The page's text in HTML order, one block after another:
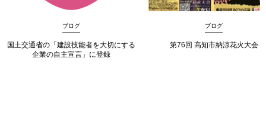
ブログ
国土交通省の「建設技能者を大切にする
企業の自主宣言」に登録
ブログ
第76回 高知市納涼花火大会